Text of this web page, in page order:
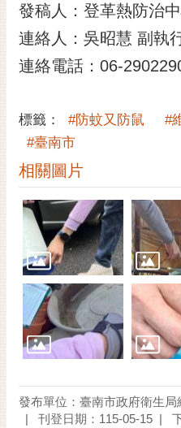
發稿人：登革熱防治
連絡人：吳昭慧 副執
連絡電話：06-
標籤： #防蚊又防鼠 #
#臺南市
相關圖片
發布單位：臺南市政府衛生局
刊登日期：115-05-15